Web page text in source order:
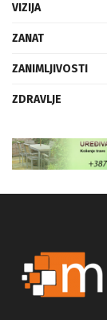
VIZIJA
ZANAT
ZANIMLJIVOSTI
ZDRAVLJE